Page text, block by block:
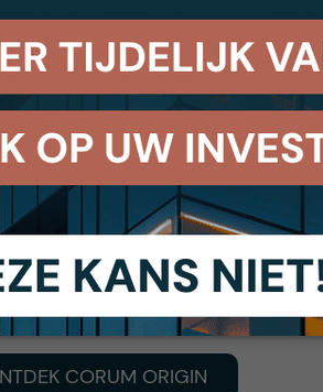
namen als
namen als Mubak (11%) en
en het bedrijf behaalde
dit type multi-tenant pand.
CORUM ORIGIN